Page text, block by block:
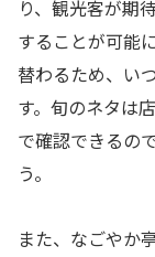
り、観光客が期
することが可能
替わるため、い
す。旬のネタは
で確認できるの
う。
また、なごやか